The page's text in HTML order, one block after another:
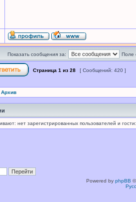
Показать сообщения за: Поле
Страница 1 из 28 [ Сообщений: 420 ]
Архив
нет зарегистрированных пользователей и
Powered by phpBB